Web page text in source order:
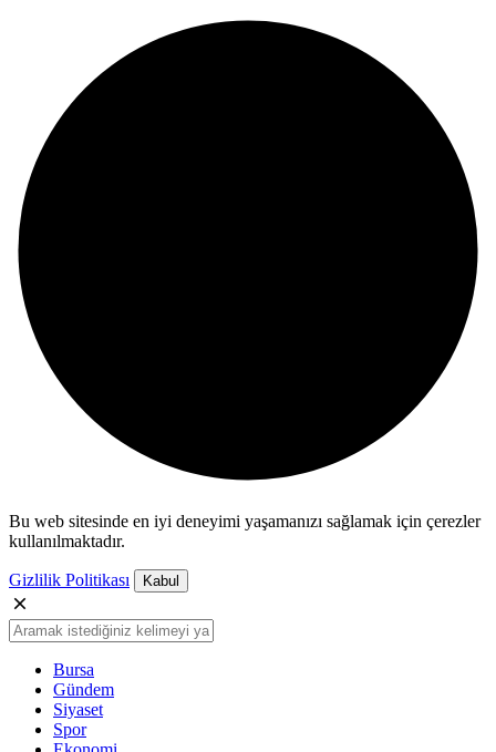
Bu web sitesinde en iyi deneyimi yaşamanızı sağlamak için çerezler
kullanılmaktadır.
Gizlilik Politikası Kabul
Bursa
Gündem
Siyaset
Spor